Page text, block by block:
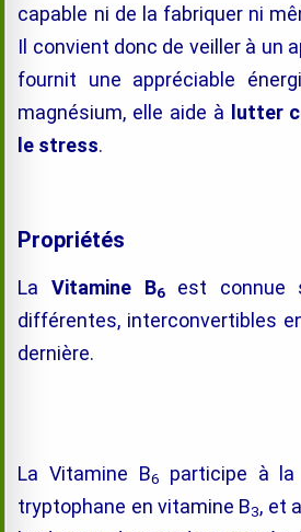
capable ni de la fabriquer ni
Il convient donc de veiller à un
fournit une appréciable
magnésium, elle aide à lutter
le stress.
Propriétés
LaVitamine B6est connue
différentes, interconvertibles
dernière.
La Vitamine B6
participe à
tryptophane envitamine B3, et